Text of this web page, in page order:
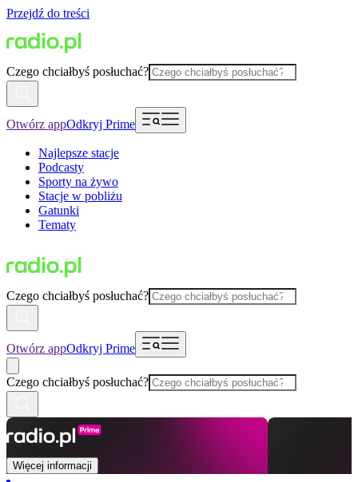
Przejdź do treści
Czego chciałbyś posłuchać?
Otwórz appOdkryj Prime
Najlepsze stacje
Podcasty
Sporty na żywo
Stacje w pobliżu
Gatunki
Tematy
Czego chciałbyś posłuchać?
Otwórz appOdkryj Prime
Czego chciałbyś posłuchać?
Więcej informacji